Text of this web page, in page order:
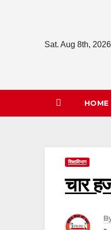
Sat. Aug 8th, 2026
HOME
शिक्षाविभाग
चार